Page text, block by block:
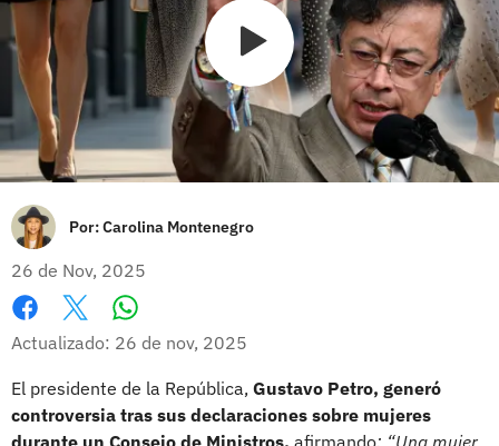
Por:Carolina Montenegro
26 de Nov, 2025
Facebook
X Whatsapp
Actualizado: 26 de nov, 2025
El presidente de la República, Gustavo Petro, generó
controversia tras sus declaraciones sobre mujeres
durante un Consejo de Ministros, afirmando: “Una mujer